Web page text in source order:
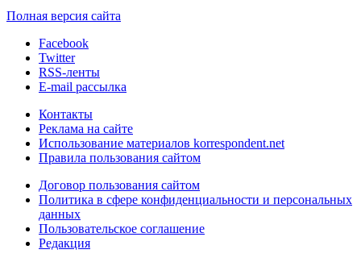
Полная версия сайта
Facebook
Twitter
RSS-ленты
E-mail рассылка
Контакты
Реклама на сайте
Использование материалов korrespondent.net
Правила пользования сайтом
Договор пользования сайтом
Политика в сфере конфиденциальности и персональных
данных
Пользовательское соглашение
Редакция